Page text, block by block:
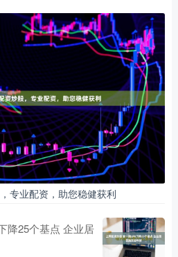
专业配资，助您稳健获利
降25个基点 企业居